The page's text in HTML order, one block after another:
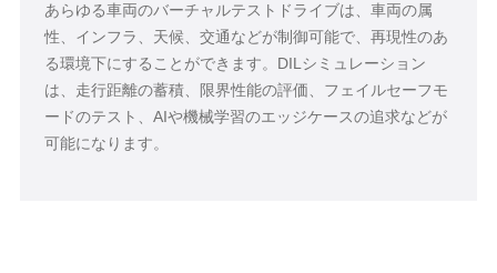
あらゆる車両のバーチャルテストドライブは、車両の属
性、インフラ、天候、交通などが制御可能で、再現性のあ
る環境下にすることができます。DILシミュレーション
は、走行距離の蓄積、限界性能の評価、フェイルセーフモ
ードのテスト、AIや機械学習のエッジケースの追求などが
可能になります。